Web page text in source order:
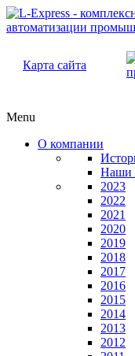
Карта сайта
Menu
О компании
Наши
2023
2022
2021
2020
2019
2018
2017
2016
2015
2014
2013
2012